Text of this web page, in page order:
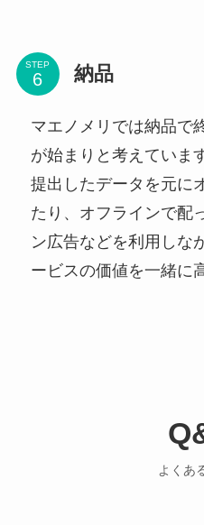
STEP 納品
マエノメリでは納品で
が始まりと考えていま
提出したデータを元に
たり、オフラインで配
ン広告などを利用しな
ービスの価値を一緒に
よくあ